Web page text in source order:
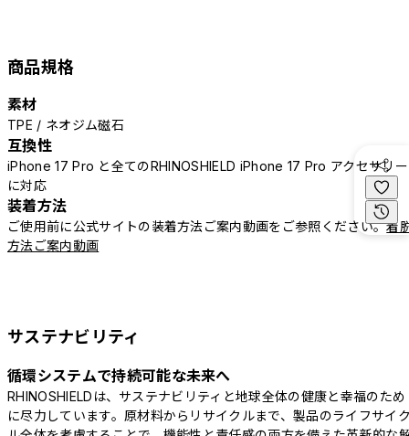
商品規格
素材
TPE / ネオジム磁石
互換性
iPhone 17 Pro と全てのRHINOSHIELD iPhone 17 Pro アクセサリー
に対応
装着方法
ご使用前に公式サイトの装着方法ご案内動画をご参照ください。着
方法ご案内動画
サステナビリティ
循環システムで持続可能な未来へ
RHINOSHIELDは、サステナビリティと地球全体の健康と幸福のため
に尽力しています。原材料からリサイクルまで、製品のライフサイ